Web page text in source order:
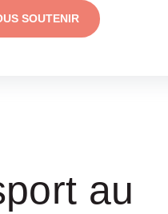
SOUTENIR
au